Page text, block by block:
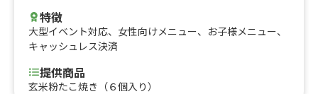
特徴
大型イベント対応、 女性向けメニュー、 お子様メニュー、
キャッシュレス決済
提供商品
玄米粉たこ焼き（６個入り）